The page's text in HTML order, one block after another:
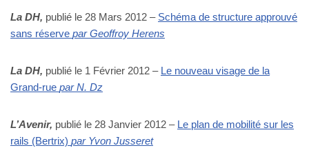
La DH, publié le 28 Mars 2012 – Schéma de structure approuvé
sans réserve par Geoffroy Herens
La DH, publié le 1 Février 2012 – Le nouveau visage de la
Grand-rue par N. Dz
L’Avenir, publié le 28 Janvier 2012 – Le plan de mobilité sur les
rails (Bertrix) par Yvon Jusseret